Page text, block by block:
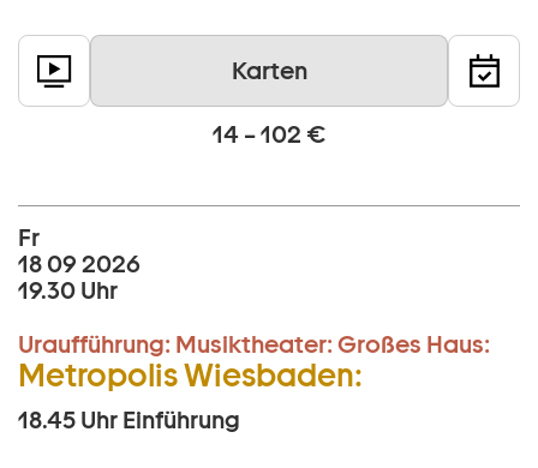
Karten
14 – 102 €
Fr
18 09 2026
19.30 Uhr
Uraufführung: Musiktheater: Großes Haus:
Metropolis Wiesbaden:
18.45 Uhr Einführung